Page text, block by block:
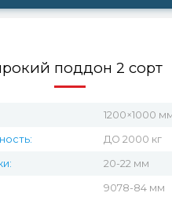
поддон 2 сорт
1200×1000
ДО 2000 кг
20-22 мм
9078-84 мм